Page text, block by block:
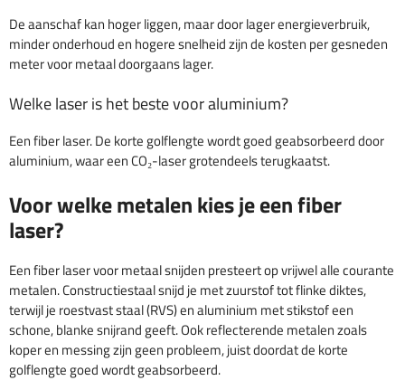
De aanschaf kan hoger liggen, maar door lager energieverbruik,
minder onderhoud en hogere snelheid zijn de kosten per gesneden
meter voor metaal doorgaans lager.
Welke laser is het beste voor aluminium?
Een fiber laser. De korte golflengte wordt goed geabsorbeerd door
aluminium, waar een CO₂-laser grotendeels terugkaatst.
Voor welke metalen kies je een fiber
laser?
Een fiber laser voor metaal snijden presteert op vrijwel alle courante
metalen. Constructiestaal snijd je met zuurstof tot flinke diktes,
terwijl je roestvast staal (RVS) en aluminium met stikstof een
schone, blanke snijrand geeft. Ook reflecterende metalen zoals
koper en messing zijn geen probleem, juist doordat de korte
golflengte goed wordt geabsorbeerd.